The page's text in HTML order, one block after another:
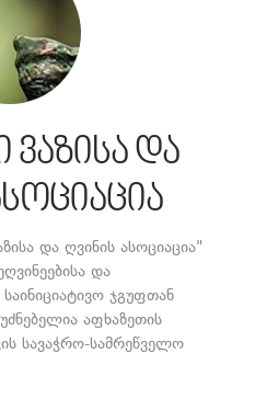
და
და ღვინის ასოციაცია"
და
საინიციატივო ჯგუფთან
აფხაზეთის
სავაჭრო-სამრეწველო